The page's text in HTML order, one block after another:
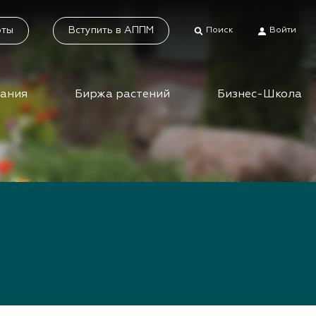
Вступить в АППМ Поиск Войти
Биржа растений Бизнес-Школа
растений
Каталог растений
Система добровольной